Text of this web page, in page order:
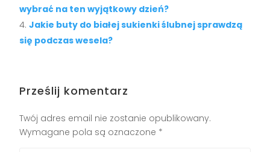
wybrać na ten wyjątkowy dzień?
Jakie buty do białej sukienki ślubnej sprawdzą
się podczas wesela?
Prześlij komentarz
Twój adres email nie zostanie opublikowany.
Wymagane pola są oznaczone *